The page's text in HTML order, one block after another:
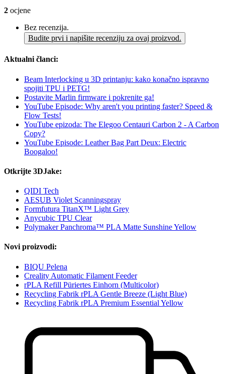
2 ocjene
Bez recenzija.
Budite prvi i napišite recenziju za ovaj proizvod.
Aktualni članci:
Beam Interlocking u 3D printanju: kako konačno ispravno
spojiti TPU i PETG!
Postavite Marlin firmware i pokrenite ga!
YouTube Episode: Why aren't you printing faster? Speed &
Flow Tests!
YouTube epizoda: The Elegoo Centauri Carbon 2 - A Carbon
Copy?
YouTube Episode: Leather Bag Part Deux: Electric
Boogaloo!
Otkrijte 3DJake:
QIDI Tech
AESUB Violet Scanningspray
Formfutura TitanX™ Light Grey
Anycubic TPU Clear
Polymaker Panchroma™ PLA Matte Sunshine Yellow
Novi proizvodi:
BIQU Pelena
Creality Automatic Filament Feeder
rPLA Refill Püriertes Einhorn (Multicolor)
Recycling Fabrik rPLA Gentle Breeze (Light Blue)
Recycling Fabrik rPLA Premium Essential Yellow